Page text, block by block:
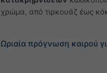
χρώμα, από τιρκουάζ έως
Ωριαία πρόγνωση καιρού